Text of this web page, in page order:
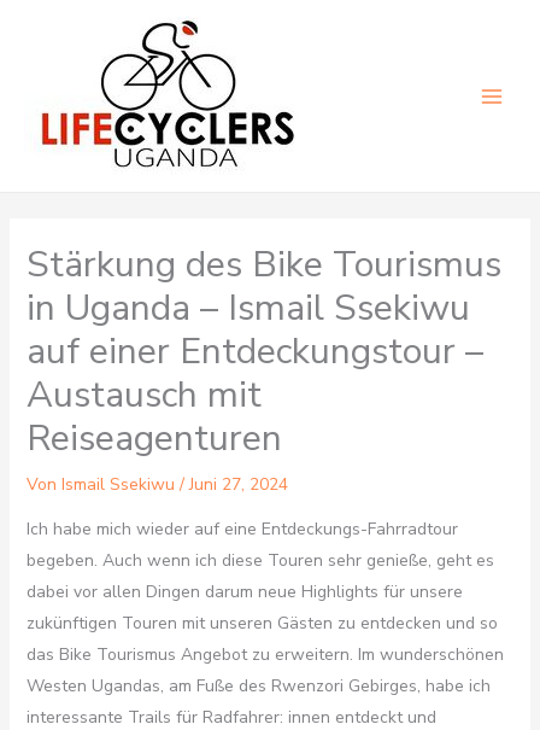
Stärkung des Bike Tourismus
in Uganda – Ismail Ssekiwu
auf einer Entdeckungstour –
Austausch mit
Reiseagenturen
Von Ismail Ssekiwu /Juni 27, 2024
Ich habe mich wieder auf eine Entdeckungs-Fahrradtour
begeben. Auch wenn ich diese Touren sehr genieße, geht es
dabei vor allen Dingen darum neue Highlights für unsere
zukünftigen Touren mit unseren Gästen zu entdecken und so
das Bike Tourismus Angebot zu erweitern. Im wunderschönen
Westen Ugandas, am Fuße des Rwenzori Gebirges, habe ich
interessante Trails für Radfahrer: innen entdeckt und